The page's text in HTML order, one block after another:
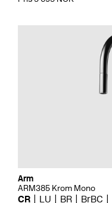
Arm
ARM385 Krom Mono
CR LU BR BrBC